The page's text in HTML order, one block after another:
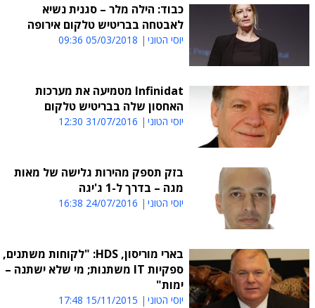
כבוד: הילה מלר – סגנית נשיא
לאבטחה בבריטיש טלקום אירופה
יוסי הטוני 05/03/2018 09:36
Infinidat מטמיעה את מערכות
האחסון שלה בבריטיש טלקום
יוסי הטוני 31/07/2016 12:30
בזק תספק מהירות גלישה של מאות
מגה – בדרך ל-1 ג'יגה
יוסי הטוני 24/07/2016 16:38
בארי מוריסון, HDS: "לקוחות משתנים,
ספקיות IT משתנות; מי שלא ישתנה –
ימות"
יוסי הטוני 15/11/2015 17:48